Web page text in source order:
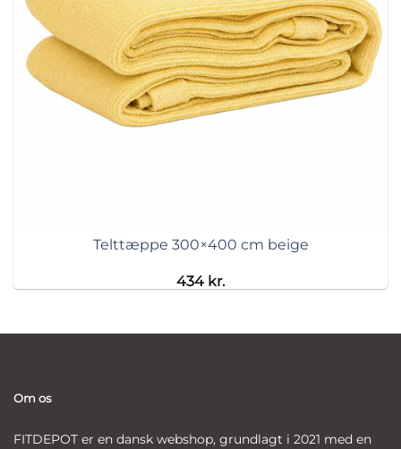
Telttæppe 300×400 cm beige
434 kr.
Om os
FITDEPOT er en dansk webshop, grundlagt i 2021 med en